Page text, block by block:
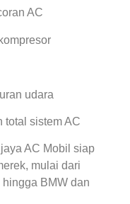
AC
udara
total sistem AC
AC Mobil siap
mulai dari
BMW dan